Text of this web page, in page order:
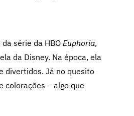
série da HBOEuphoria,
da Disney. Na época, ela
divertidos. Já no quesito
colorações – algo que